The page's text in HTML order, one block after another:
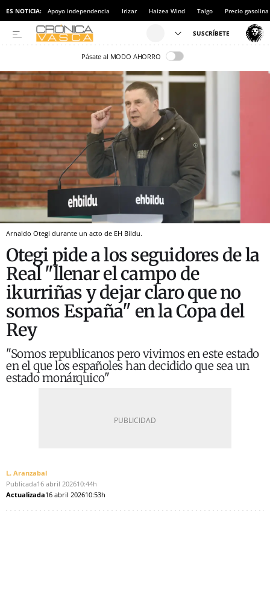
ES NOTICIA: Apoyo independencia Irizar Haizea Wind Talgo Precio gasolina
Pásate al MODO AHORRO
Arnaldo Otegi durante un acto de EH Bildu.
Otegi pide a los seguidores de la
Real "llenar el campo de
ikurriñas y dejar claro que no
somos España" en la Copa del
Rey
"Somos republicanos pero vivimos en este estado
en el que los españoles han decidido que sea un
estado monárquico"
L. Aranzabal
Publicada16 abril 202610:44h
Actualizada16 abril 202610:53h